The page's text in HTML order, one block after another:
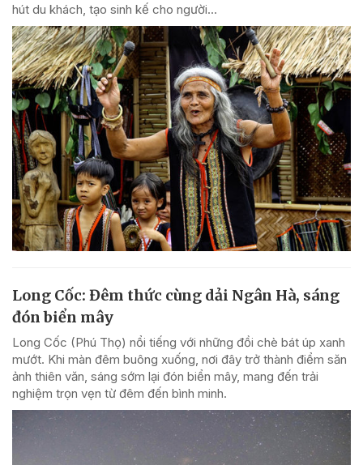
hút du khách, tạo sinh kế cho người...
Long Cốc: Đêm thức cùng dải Ngân Hà, sáng
đón biển mây
Long Cốc (Phú Thọ) nổi tiếng với những đồi chè bát úp xanh
mướt. Khi màn đêm buông xuống, nơi đây trở thành điểm săn
ảnh thiên văn, sáng sớm lại đón biển mây, mang đến trải
nghiệm trọn vẹn từ đêm đến bình minh.